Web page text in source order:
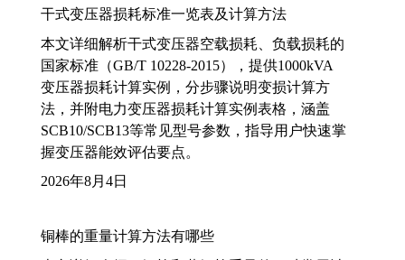
干式变压器损耗标准一览表及计算方法
本文详细解析干式变压器空载损耗、负载损耗的
国家标准（GB/T 10228-2015），提供1000kVA
变压器损耗计算实例，分步骤说明变损计算方
法，并附电力变压器损耗计算实例表格，涵盖
SCB10/SCB13等常见型号参数，指导用户快速掌
握变压器能效评估要点。
2026年8月4日
铜棒的重量计算方法有哪些